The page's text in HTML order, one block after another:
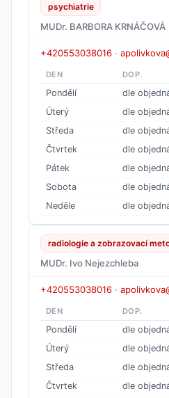
psychiatrie
MUDr. BARBORA KRNÁČOVÁ
+420553038016 ·
DEN DOP.
Pondělí
dle
Úterý
dle
Středa
dle
Čtvrtek
dle
Pátek
dle
Sobota
dle
Neděle
dle
radiologie a zobrazovací
MUDr. Ivo Nejezchleba
+420553038016 ·
DEN DOP.
Pondělí
dle
Úterý
dle
Středa
dle
Čtvrtek
dle